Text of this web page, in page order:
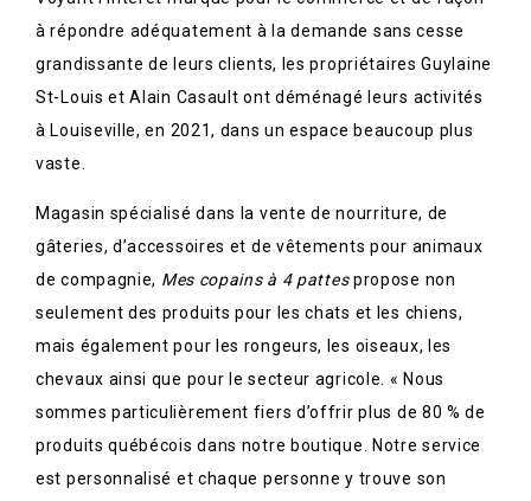
à répondre adéquatement à la demande sans cesse
grandissante de leurs clients, les propriétaires Guylaine
St-Louis et Alain Casault ont déménagé leurs activités
à Louiseville, en 2021, dans un espace beaucoup plus
vaste.
Magasin spécialisé dans la vente de nourriture, de
gâteries, d’accessoires et de vêtements pour animaux
de compagnie, Mes copains à 4 pattespropose non
seulement des produits pour les chats et les chiens,
mais également pour les rongeurs, les oiseaux, les
chevaux ainsi que pour le secteur agricole. « Nous
sommes particulièrement fiers d’offrir plus de 80 % de
produits québécois dans notre boutique. Notre service
est personnalisé et chaque personne y trouve son